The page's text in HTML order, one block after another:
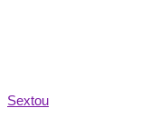
Sextou